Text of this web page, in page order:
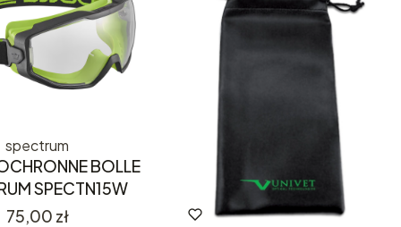
spectrum
BOLLE
SPECTN15W
Cena
75,00 zł